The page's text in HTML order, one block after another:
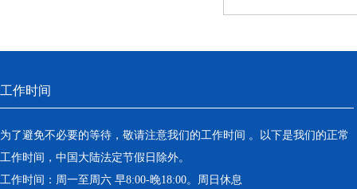
工作时间
为了避免不必要的等待，敬请注意我们的工作时间 。以下是我们的正常
工作时间，中国大陆法定节假日除外。
工作时间：周一至周六 早8:00-晚18:00。周日休息